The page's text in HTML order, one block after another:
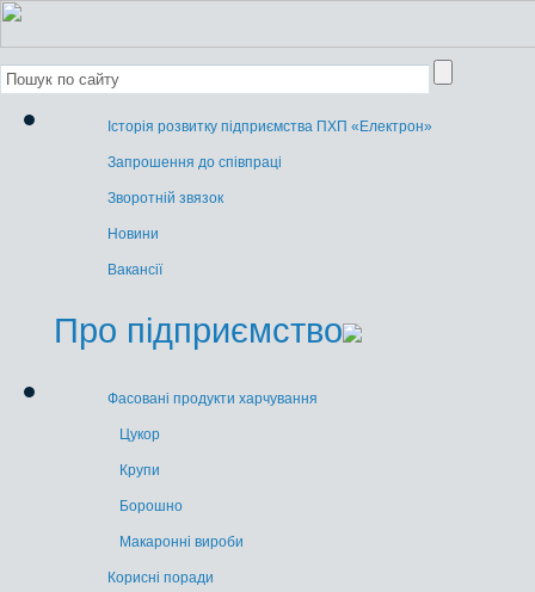
Історія розвитку підприємства ПХП «Електрон»
Запрошення до співпраці
Зворотній звязок
Новини
Вакансії
Про підприємство
Фасовані продукти харчування
Цукор
Крупи
Борошно
Макаронні вироби
Корисні поради